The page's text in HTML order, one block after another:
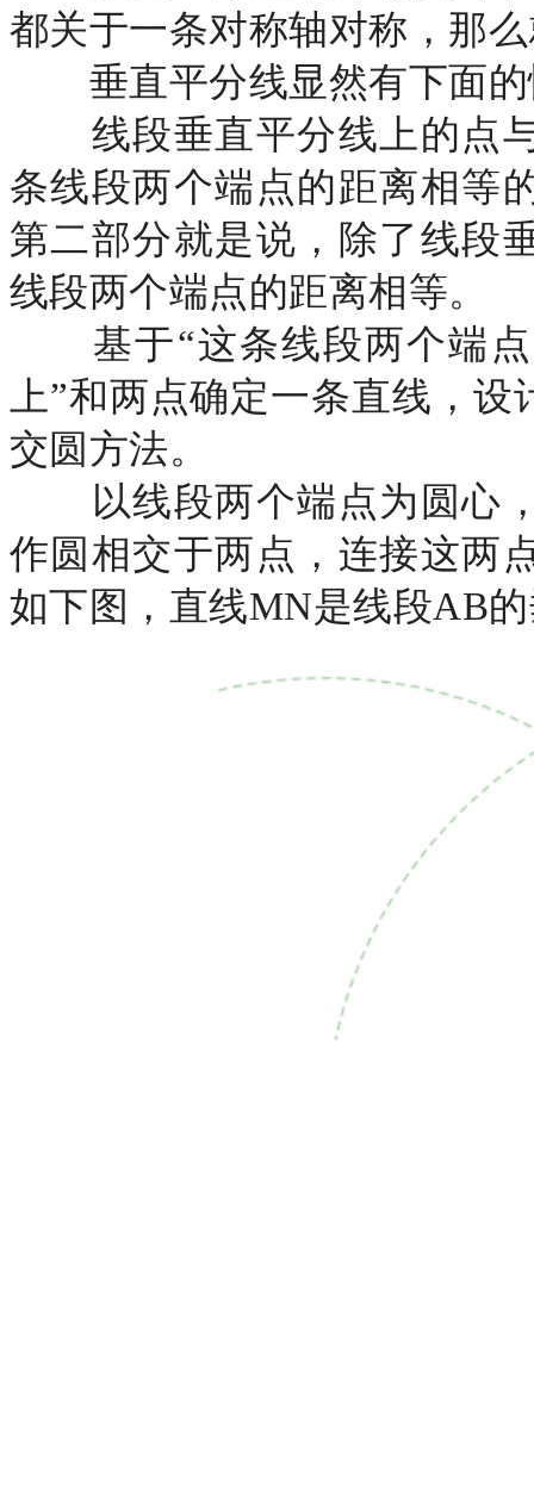
都关于一条对称轴对称，那
垂直平分线显然有下面的
线段垂直平分线上的点与
条线段两个端点的距离相等
第二部分就是说，除了线段
线段两个端点的距离相等。
基于“这条线段两个端
上”和两点确定一条直线，
交圆方法。
以线段两个端点为圆心，
作圆相交于两点，连接这两
如下图，直线MN是线段AB